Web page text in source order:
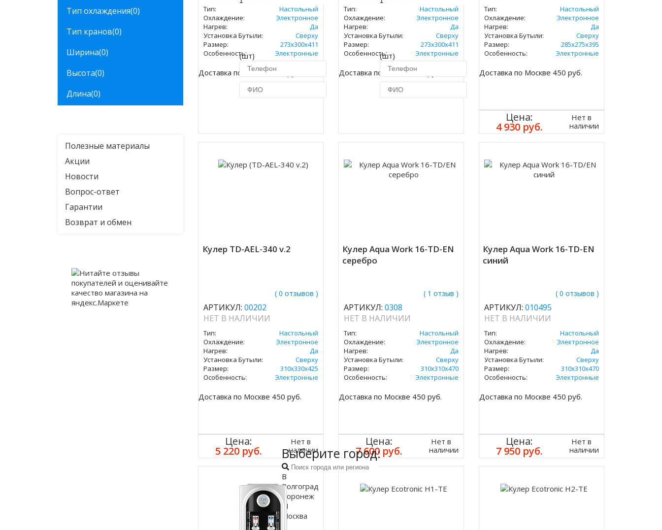
Тип охлаждения(0)
Тип кранов(0)
Ширина(0)
Высота(0)
Длина(0)
Полезные материалы
Акции
Новости
Вопрос-ответ
Гарантии
Возврат и обмен
Тип:
Настольный
Охлаждение:
Электронное
Нагрев:
Да
Установка Бутыли:
Сверху
Размер:
273х300х411
Особенность:
Электронные
Доставка по Москве 450 руб.
(шт)
Тип:
Настольный
Охлаждение:
Электронное
Нагрев:
Да
Установка Бутыли:
Сверху
Размер:
273х300х411
Особенность:
Электронные
Доставка по Москве 450 руб.
(шт)
Тип:
Настольный
Охлаждение:
Электронное
Нагрев:
Да
Установка Бутыли:
Сверху
Размер:
285х275х395
Особенность:
Электронные
Доставка по Москве 450 руб.
Цена:
4 930 руб.
Нет в
наличии
Кулер TD-AEL-340 v.2
( 0 отзывов )
АРТИКУЛ: 00202
НЕТ В НАЛИЧИИ
Тип:
Настольный
Охлаждение:
Электронное
Нагрев:
Да
Установка Бутыли:
Сверху
Размер:
310х330х425
Особенность:
Электронные
Доставка по Москве 450 руб.
Цена:
5 220 руб.
Нет в
наличии
Кулер Aqua Work 16-TD-EN
серебро
( 1 отзыв )
АРТИКУЛ: 0308
НЕТ В НАЛИЧИИ
Тип:
Настольный
Охлаждение:
Электронное
Нагрев:
Да
Установка Бутыли:
Сверху
Размер:
310х310х470
Особенность:
Электронные
Доставка по Москве 450 руб.
Цена:
7 600 руб.
Нет в
наличии
Кулер Aqua Work 16-TD-EN
синий
( 0 отзывов )
АРТИКУЛ: 010495
НЕТ В НАЛИЧИИ
Тип:
Настольный
Охлаждение:
Электронное
Нагрев:
Да
Установка Бутыли:
Сверху
Размер:
310х310х470
Особенность:
Электронные
Доставка по Москве 450 руб.
Цена:
7 950 руб.
Нет в
наличии
Выберите город:
В
Волгоград
Воронеж
М
Москва